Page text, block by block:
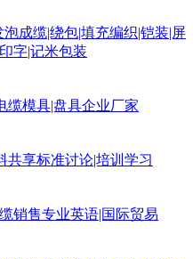
泡成缆|绕包|填充编织|铠装|屏
字|记米包装
缆模具|盘具企业厂家
共享标准讨论|培训学习
销售专业英语|国际贸易